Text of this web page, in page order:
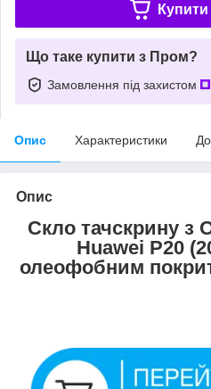
Купити
Що таке купити з Пром?
Замовлення під захистом
Опис Характеристики
Опис
Скло тачскрину з
Huawei P20
олеофобним